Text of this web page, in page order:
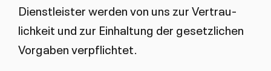
Dienst­leis­ter wer­den von uns zur Ver­trau­
lich­keit und zur Ein­hal­tung der ge­setz­li­chen
Vor­ga­ben ver­pflich­tet.